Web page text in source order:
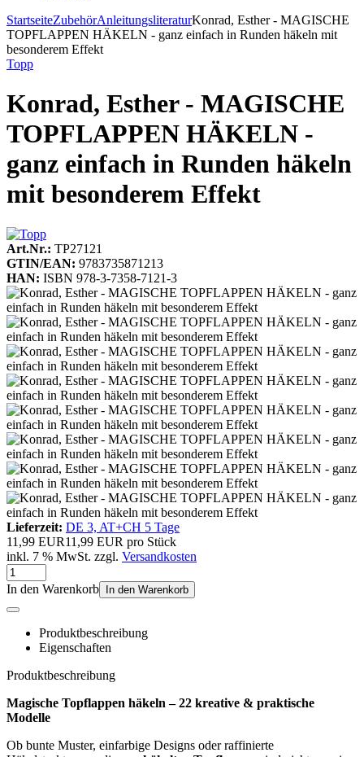
StartseiteZubehörAnleitungsliteraturKonrad, Esther - MAGISCHE
TOPFLAPPEN HÄKELN - ganz einfach in Runden häkeln mit
besonderem Effekt
Topp
Konrad, Esther - MAGISCHE
TOPFLAPPEN HÄKELN -
ganz einfach in Runden häkeln
mit besonderem Effekt
Art.Nr.: TP27121
GTIN/EAN: 9783735871213
HAN: ISBN 978-3-7358-7121-3
Lieferzeit: DE 3, AT+CH 5 Tage
11,99 EUR11,99 EUR pro Stück
inkl. 7 % MwSt. zzgl. Versandkosten
In den Warenkorb In den Warenkorb
Produktbeschreibung
Eigenschaften
Produktbeschreibung
Magische Topflappen häkeln – 22 kreative & praktische
Modelle
Ob bunte Muster, einfarbige Designs oder raffinierte